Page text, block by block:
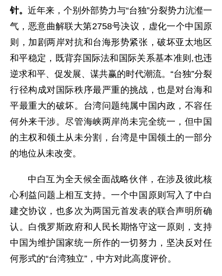
针。 近年来，个别外部势力与“台独”分裂势力沆瀣一
气，恶意曲解联大第2758号决议，虚化一个中国原
则，加剧两岸对抗和台海形势紧张，破坏亚太地区
和平稳定，既背弃国际法和国际关系基本准则,也违
逆求和平、促发展、谋共赢的时代潮流。“台独”分裂
行径构成对国际秩序最严重的挑战，也是对台海和
平最重大的破坏。台湾问题纯属中国内政，不容任
何外来干涉。尽管海峡两岸尚未完全统一，但中国
的主权和领土从未分割，台湾是中国领土的一部分
的地位从未改变。
中白互为全天候全面战略伙伴，在涉及彼此核
心利益问题上相互支持。一个中国原则写入了中白
建交协议，也多次为两国元首发表的联合声明所确
认。白俄罗斯政府和人民长期恪守这一原则，支持
中国为维护国家统一所作的一切努力，坚决反对任
何形式的“台湾独立”，中方对此高度评价。